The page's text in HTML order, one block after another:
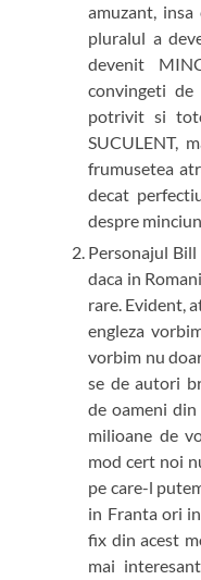
amuzant,
pluralul a
devenit
convingeti
potrivit si
SUCULENT,
frumusetea
decat
despre
Personajul Bill
daca in
rare. Evident,
engleza
vorbim nu
se de autori
de oameni
milioane de
mod cert noi
pe care-l
in Franta ori
fix din acest
mai